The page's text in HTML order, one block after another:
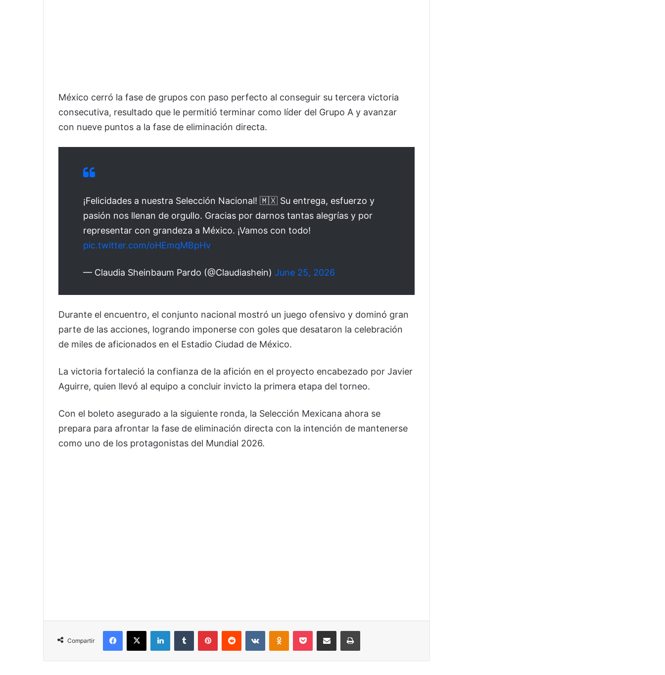
México cerró la fase de grupos con paso perfecto al conseguir su tercera victoria
consecutiva, resultado que le permitió terminar como líder del Grupo A y avanzar
con nueve puntos a la fase de eliminación directa.
¡Felicidades a nuestra Selección Nacional! 🇲🇽 Su entrega, esfuerzo y
pasión nos llenan de orgullo. Gracias por darnos tantas alegrías y por
representar con grandeza a México. ¡Vamos con todo!
pic.twitter.com/oHEmqMBpHv
— Claudia Sheinbaum Pardo (@Claudiashein) June 25, 2026
Durante el encuentro, el conjunto nacional mostró un juego ofensivo y dominó gran
parte de las acciones, logrando imponerse con goles que desataron la celebración
de miles de aficionados en el Estadio Ciudad de México.
La victoria fortaleció la confianza de la afición en el proyecto encabezado por Javier
Aguirre, quien llevó al equipo a concluir invicto la primera etapa del torneo.
Con el boleto asegurado a la siguiente ronda, la Selección Mexicana ahora se
prepara para afrontar la fase de eliminación directa con la intención de mantenerse
como uno de los protagonistas del Mundial 2026.
Compartir
Facebook
X LinkedInTumblr PinterestReddit VKontakteOdnoklassniki
Pocket Share via Email Print